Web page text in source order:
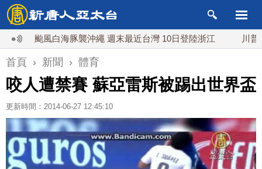
颱風白海豚襲沖繩 週末最近台灣 10日登陸浙江 川普預透
首頁 › 新聞 › 體育
咬人遭禁賽 蘇亞雷斯被踢出世界盃
更新時間：2014-06-27 12:45:10